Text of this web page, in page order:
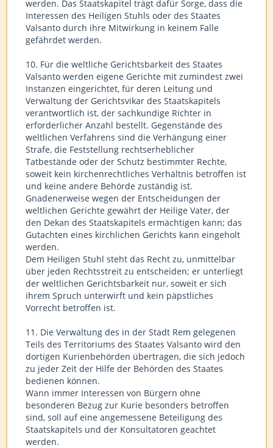
werden. Das Staatskapitel trägt dafür Sorge, dass die
Interessen des Heiligen Stuhls oder des Staates
Valsanto durch ihre Mitwirkung in keinem Falle
gefährdet werden.
10. Für die weltliche Gerichtsbarkeit des Staates
Valsanto werden eigene Gerichte mit zumindest zwei
Instanzen eingerichtet, für deren Leitung und
Verwaltung der Gerichtsvikar des Staatskapitels
verantwortlich ist, der sachkundige Richter in
erforderlicher Anzahl bestellt. Gegenstände des
weltlichen Verfahrens sind die Verhängung einer
Strafe, die Feststellung rechtserheblicher
Tatbestände oder der Schutz bestimmter Rechte,
soweit kein kirchenrechtliches Verhältnis betroffen ist
und keine andere Behörde zuständig ist.
Gnadenerweise wegen der Entscheidungen der
weltlichen Gerichte gewährt der Heilige Vater, der
den Dekan des Staatskapitels ermächtigen kann; das
Gutachten eines kirchlichen Gerichts kann eingeholt
werden.
Dem Heiligen Stuhl steht das Recht zu, unmittelbar
über jeden Rechtsstreit zu entscheiden; er unterliegt
der weltlichen Gerichtsbarkeit nur, soweit er sich
ihrem Spruch unterwirft und kein päpstliches
Vorrecht betroffen ist.
11. Die Verwaltung des in der Stadt Rem gelegenen
Teils des Territoriums des Staates Valsanto wird den
dortigen Kurienbehörden übertragen, die sich jedoch
zu jeder Zeit der Hilfe der Behörden des Staates
bedienen können.
Wann immer Interessen von Bürgern ohne
besonderen Bezug zur Kurie besonders betroffen
sind, soll auf eine angemessene Beteiligung des
Staatskapitels und der Konsultatoren geachtet
werden.